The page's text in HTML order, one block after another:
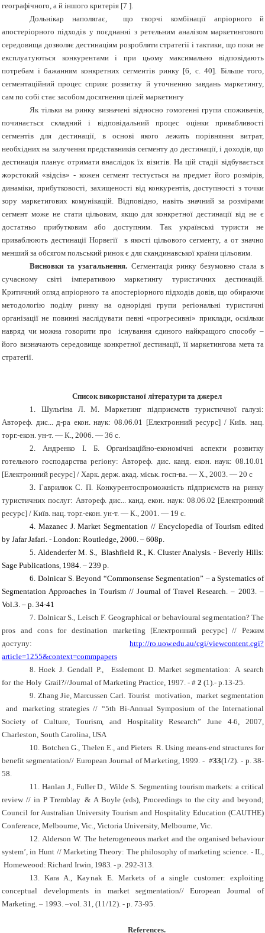
географічного, а й іншого критерія [7 ].
Дольнікар наполягає,
що творчі комбінації
апріорного й
апостеріорного підходів у поєднанні з ретельним аналізоммаркетингового
середовища дозволяє дестинаціям розробляти стратегії і тактики, що поки не
експлуатуються
конкурентами і при цьому максимально відповідають
потребам і бажанням конкретних сегментів ринку [6, с. 40].
Більше того,
сегментаційнийпроцес сприяє розвитку й уточненню завдань маркетингу,
сам по собі стає засобом досягнення цілей маркетингу
Як тільки на ринку визначені відносно гомогенні групи споживачів,
починається складний і відповідальний процес оцінки привабливості
сегментів для дестинації, в основі якого лежить порівняння витрат,
необхідних на залучення представників сегменту до дестинації, і доходів, що
дестинація планує отримати внаслідок їх візитів. На цій стадії відбувається
жорстокий «відсів» - кожен сегмент тестується на предмет його розмірів,
динаміки, прибутковості, захищеності від конкурентів, доступності з точки
зору маркетигових комунікацій. Відповідно, навіть значний за розмірами
сегмент може не стати цільовим, якщо для конкретної дестинації від не є
достатньо прибутковим або доступним. Так українські туристи не
приваблюють дестинації Норвегії в якості цільового сегменту, а от значно
менший за обсягом польський ринок є для скандинавської країни цільовим.
Висновки та узагальнення. Сегментація ринку безумовно стала в
сучасному світі імперативою маркетингу туристичних дестинацій.
Критичний огляд апріорного та апостеріорного підходів довів, що обираючи
методологію поділу ринку на однорідні групи регіональні туристичні
організації не повинні наслідувати певні «прогресивні» приклади, оскільки
навряд чи можна говорити про існування єдиного найкращого способу –
його визначають середовище конкретної дестинації, її маркетингова мета та
стратегії.
Список використаної літератури та джерел
1.
Шульгіна Л. М. Маркетинг підприємств туристичної галузі:
Автореф. дис... д-ра екон. наук: 08.06.01 [Електронний ресурс] / Київ. нац.
торг.-екон. ун-т. — К., 2006. — 36 с.
2.
Андренко І. Б. Організаційно-економічні аспекти розвитку
готельного господарства регіону: Автореф. дис. канд. екон. наук: 08.10.01
[Електронний ресурс] / Харк. держ. акад. міськ. госп-ва. — Х., 2003. — 20 с
3.
Гаврилюк С. П. Конкурентоспроможність підприємств на ринку
туристичних послуг: Автореф. дис... канд. екон. наук: 08.06.02 [Електронний
ресурс] / Київ. нац. торг.-екон. ун-т. — К., 2001. — 19 с.
4. Mazanec J.Market Segmentation // Encyclopedia of Tourism edited
by Jafar Jafari . - London: Routledge, 2000. – 608p.
5. АldenderferM. S.,BlashfieldR .,K. Cluster Analysis. - Beverly Hills:
Sage Publications, 1984. – 239 р.
6. Dolniсar S.Beyond “Commonsense Segmentation” – a Systematics of
Segmentation Approaches inTourism // Journal of TravelResearch. – 2003. –
Vol.3. – p. 34-41
7. DolnicarS., Leisch F. Geographical or behavioural segmentation?Тhe
pros and consfor destination marketing [Електронний ресурс] //Режим
доступу:
http://ro.uow.edu.au/cgi/viewcontent.cgi?
article=1255&context=commpapers
8. Hoek J. Gendall P. Esslemont D. Market segmentation: A search
for the Holy Grail?//Journal of Marketing Practice, 1997. - # 2 (1).- p .13-25.
9. Zhang Jie, Marcussen Carl Tourist motivation, market segmentation
and marketing strategies // “5thBi-Annual Symposium ofthe International
Society of Culture, Tourism, and Hospitality Research” June 4-6, 2007,
Charleston, South Carolina, USA
10. Botchen G., Thelen E., and Pieters R. Using means-end structures for
benefit segmentation// European Journal of Marketing, 1999. - #33(1/2). - p. 38-
58.
11.
Hanlan J., FullerD Wilde S. Segmenting tourism markets: a critical
review //in P Tremblay & A Boyle (eds) , Proceedings to the city and beyond;
Council for Australian University Tourism and Hospitality Education (CAUTHE)
Conference, Melbourne, Vic., Victoria University, Melbourne, Vic.
12. Alderson W. The heterogeneous market and the organised behaviour
system’, in Hunt// Marketing Theory: The philosophy of marketing science. - IL,
Homeweood: Richard Irwin, 1983. -p. 292-313.
13.
Kara A., Kaynak E. Markets of a single customer: exploiting
conceptual developments
in market segmentation// European Journal of
Marketing. – 1993. –vol. 31 (11/1 2). - p. 73-95
References.